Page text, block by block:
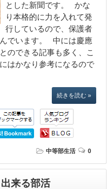
とした新聞です。 かな
り本格的に力を入れて発
行しているので、保護者
でいます。 中には慶應
のできる記事も多く、こ
はかなり参考になるので
続きを読む »
中等部生活 0
来る部活